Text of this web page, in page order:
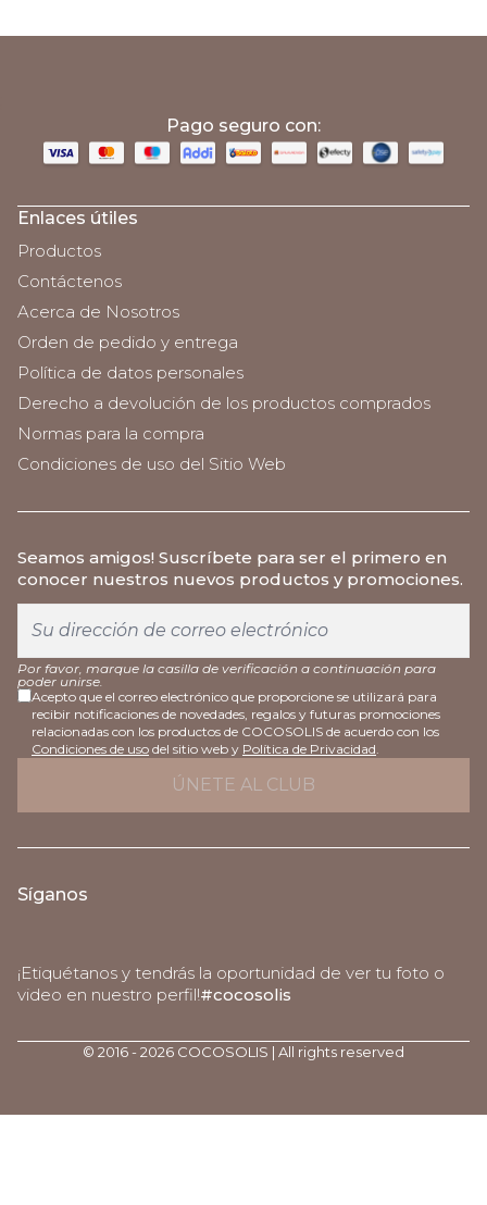
Pago seguro con:
Enlaces útiles
Productos
Contáctenos
Acerca de Nosotros
Orden de pedido y entrega
Política de datos personales
Derecho a devolución de los productos comprados
Normas para la compra
Condiciones de uso del Sitio Web
Seamos amigos! Suscríbete para ser el primero en
conocer nuestros nuevos productos y promociones.
Por favor, marque la casilla de verificación a continuación para
poder unirse.
Acepto que el correo electrónico que proporcione se utilizará para
recibir notificaciones de novedades, regalos y futuras promociones
relacionadas con los productos de COCOSOLIS de acuerdo con los
Condiciones de uso del sitio web y Política de Privacidad
Síganos
¡Etiquétanos y tendrás la oportunidad de ver tu foto o
video en nuestro perfil!#cocosolis
© 2016 - 2026 COCOSOLIS | All rights reserved